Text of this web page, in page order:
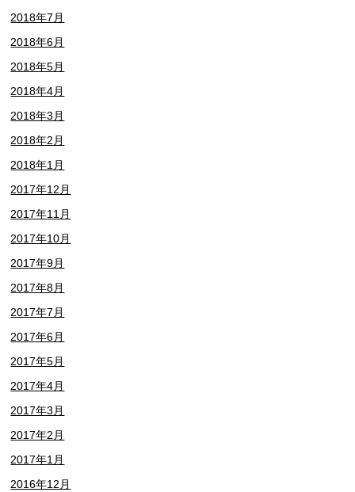
2018年7月
2018年6月
2018年5月
2018年4月
2018年3月
2018年2月
2018年1月
2017年12月
2017年11月
2017年10月
2017年9月
2017年8月
2017年7月
2017年6月
2017年5月
2017年4月
2017年3月
2017年2月
2017年1月
2016年12月